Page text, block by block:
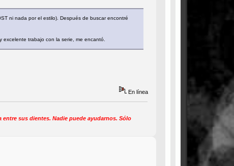
ni nada por el estilo). Después de buscar encontré
excelente trabajo con la serie, me encantó.
En línea
sus dientes. Nadie puede ayudarnos. Sólo